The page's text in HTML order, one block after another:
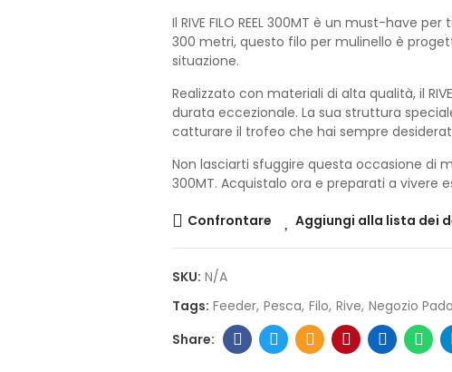
Il RIVE FILO REEL 300MT è un must-have
300 metri, questo filo per mulinello è
situazione.
Realizzato con materiali di alta qualità, il
durata eccezionale. La sua struttura
catturare il trofeo che hai sempre
Non lasciarti sfuggire questa occasione di
300MT. Acquistalo ora e preparati a vivere
Confrontare Aggiungi alla lista dei
SKU: N/A
Tags: Feeder Pesca Filo Rive Negozio